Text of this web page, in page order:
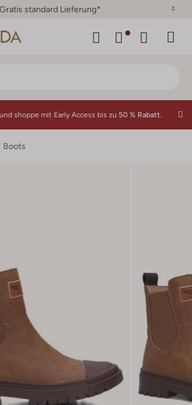
30 Tage Rückgaberecht
und shoppe mit Early Access bis zu 50 % Rabatt.
Boots